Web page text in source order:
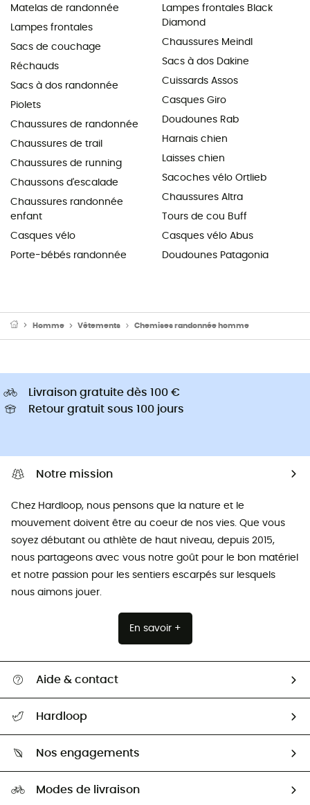
Matelas de randonnée
Lampes frontales
Sacs de couchage
Réchauds
Sacs à dos randonnée
Piolets
Chaussures de randonnée
Chaussures de trail
Chaussures de running
Chaussons d'escalade
Chaussures randonnée
enfant
Casques vélo
Porte-bébés randonnée
Lampes frontales Black
Diamond
Chaussures Meindl
Sacs à dos Dakine
Cuissards Assos
Casques Giro
Doudounes Rab
Harnais chien
Laisses chien
Sacoches vélo Ortlieb
Chaussures Altra
Tours de cou Buff
Casques vélo Abus
Doudounes Patagonia
Homme Vêtements Chemises randonnée homme
Livraison gratuite dès 100 €
Retour gratuit sous 100 jours
Notre mission
Chez Hardloop, nous pensons que la nature et le
mouvement doivent être au coeur de nos vies. Que vous
soyez débutant ou athlète de haut niveau, depuis 2015,
nous partageons avec vous notre goût pour le bon matériel
et notre passion pour les sentiers escarpés sur lesquels
nous aimons jouer.
En savoir +
Aide & contact
Guide des tailles
Seconde Main
Hardloop
HardGuides
Nos engagements
Modes de livraison